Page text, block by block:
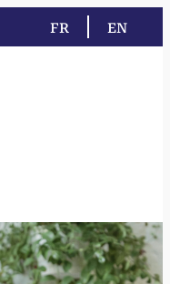
FR EN